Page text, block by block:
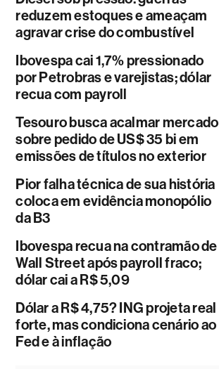
reduzem estoques e ameaçam
agravar crise do combustível
Ibovespa cai 1,7% pressionado
por Petrobras e varejistas; dólar
recua com payroll
Tesouro busca acalmar mercado
sobre pedido de US$ 35 bi em
emissões de títulos no exterior
Pior falha técnica de sua história
coloca em evidência monopólio
da B3
Ibovespa recua na contramão de
Wall Street após payroll fraco;
dólar cai a R$ 5,09
Dólar a R$ 4,75? ING projeta real
forte, mas condiciona cenário ao
Fed e à inflação